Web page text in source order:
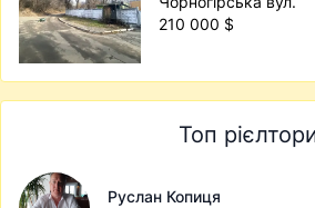
210 000 $
Топ
Руслан Копиця